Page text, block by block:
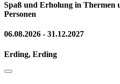
Spaß und Erholung in Thermen
Personen
06.08.2026 - 31.12.2027
Erding, Erding